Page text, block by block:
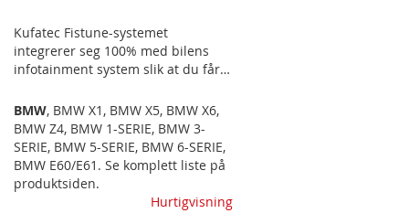
Kufatec Fistune-systemet
integrerer seg 100% med bilens
infotainment system slik at du får
infotainment system. Passer
følgende bilmodeller: BMW 1-SERIE
E81, E82, E87, E88, 3-SERIE E90, E91,
E92, E93, 5-SERIE E60, E61, 6-SERIE
E63, E64, X1 E84, X5 E70, X6 E71, Z4
E89. PASSER FOR MODELLER MED
BMW, BMW X1 , BMW X5, BMW X6,
BMW Z4, BMW 1-SERIE, BMW 3-
SERIE, BMW 5-SERIE, BMW 6-SERIE,
BMW E60/E61 . Se komplett liste på
produktsiden.
Hurtigvisning